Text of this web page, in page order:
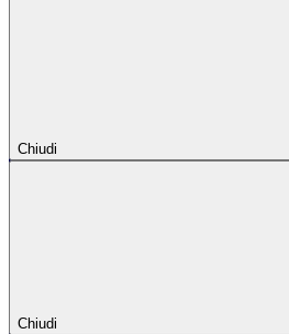
Chiudi
Chiudi